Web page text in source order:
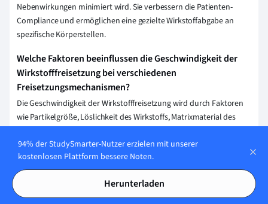
Nebenwirkungen minimiert wird. Sie verbessern die Patienten-
Compliance und ermöglichen eine gezielte Wirkstoffabgabe an
spezifische Körperstellen.
Welche Faktoren beeinflussen die Geschwindigkeit der
Wirkstofffreisetzung bei verschiedenen
Freisetzungsmechanismen?
Die Geschwindigkeit der Wirkstofffreisetzung wird durch Faktoren
wie Partikelgröße, Löslichkeit des Wirkstoffs, Matrixmaterial des
Auch die Art des Freisetzungsmechanismus, wie diffusion-gesteuert
oder löslichkeitsgesteuert, spielt eine entscheidende Rolle.
Welche Rolle spielt die Wirkstofffreisetzung bei der
Entwicklung von personalisierten Medikamenten?
94% der StudySmarter-Nutzer erzielen mit unserer
kostenlosen Plattform bessere Noten.
Herunterladen